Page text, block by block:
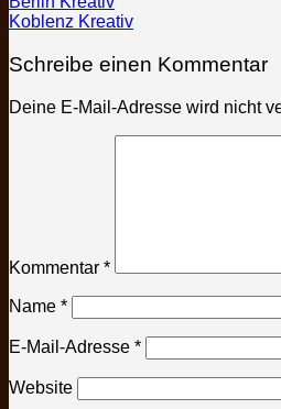
Koblenz Kreativ
Schreibe einen Kommentar
Deine E-Mail-Adresse wird nicht
Kommentar *
Name *
E-Mail-Adresse *
Website